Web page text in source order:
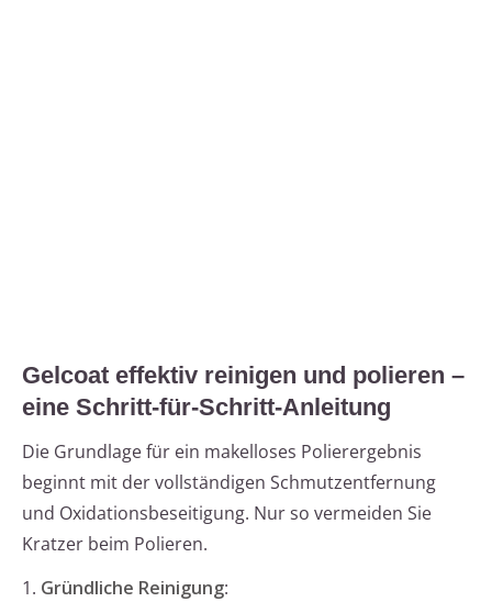
Gelcoat effektiv reinigen und polieren –
eine Schritt-für-Schritt-Anleitung
Die Grundlage für ein makelloses Polierergebnis
beginnt mit der vollständigen Schmutzentfernung
und Oxidationsbeseitigung. Nur so vermeiden Sie
Kratzer beim Polieren.
1. Gründliche Reinigung: